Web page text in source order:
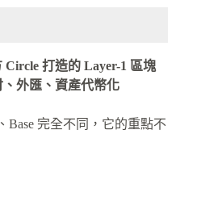
打造的 Layer-1 區塊
外匯、資產代幣化
Base 完全不同，它的重點不